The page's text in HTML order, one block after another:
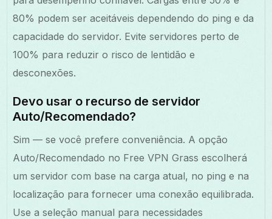
80% podem ser aceitáveis dependendo do ping e da
capacidade do servidor. Evite servidores perto de
100% para reduzir o risco de lentidão e
desconexões.
Devo usar o recurso de servidor
Auto/Recomendado?
Sim — se você prefere conveniência. A opção
Auto/Recomendado no Free VPN Grass escolherá
um servidor com base na carga atual, no ping e na
localização para fornecer uma conexão equilibrada.
Use a seleção manual para necessidades